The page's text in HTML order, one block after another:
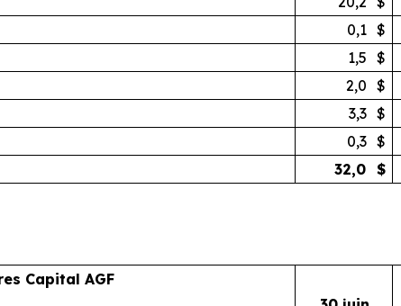
0,1 $
1,5 $
2,0 $
3,3 $
0,3 $
32,0 $
Capital AGF